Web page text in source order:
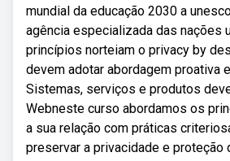
mundial da educação 2030 a
agência especializada das nações
princípios norteiam o privacy by
devem adotar abordagem proativa
Sistemas, serviços e produtos
Webneste curso abordamos os
a sua relação com práticas
preservar a privacidade e proteção